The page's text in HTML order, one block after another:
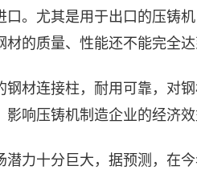
。尤其是用于出口的压铸
的质量、性能还不能完全达
材连接柱，耐用可靠，对
响压铸机制造企业的经济效
力十分巨大，据预测，在